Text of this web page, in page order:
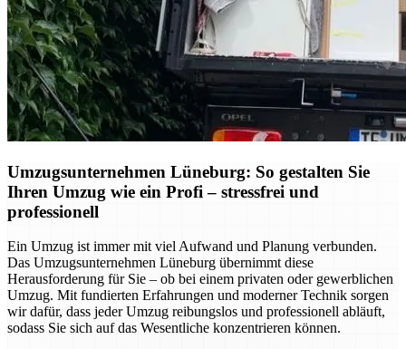
Umzugsunternehmen Lüneburg: So gestalten Sie
Ihren Umzug wie ein Profi – stressfrei und
professionell
Ein Umzug ist immer mit viel Aufwand und Planung verbunden.
Das Umzugsunternehmen Lüneburg übernimmt diese
Herausforderung für Sie – ob bei einem privaten oder gewerblichen
Umzug. Mit fundierten Erfahrungen und moderner Technik sorgen
wir dafür, dass jeder Umzug reibungslos und professionell abläuft,
sodass Sie sich auf das Wesentliche konzentrieren können.